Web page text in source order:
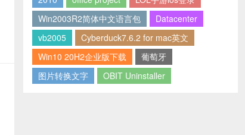
Win2003R2简体中文语言包
Datacenter
vb2005
Cyberduck7.6.2 for mac英文
Win10 20H2企业版下载
葡萄牙
图片转换文字
OBIT Uninstaller